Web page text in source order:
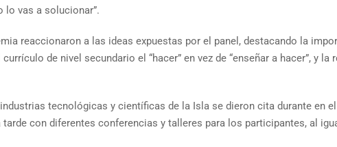
lo vas a solucionar”.
reaccionaron a las ideas expuestas por el panel, destacando la
de nivel secundario el “hacer” en vez de “enseñar a hacer”, y
tecnológicas y científicas de la Isla se dieron cita durante en
con diferentes conferencias y talleres para los participantes, al